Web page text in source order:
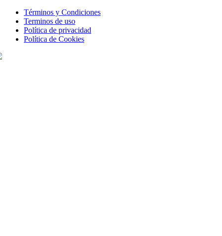
Términos y Condiciones
Terminos de uso
Política de privacidad
Política de Cookies